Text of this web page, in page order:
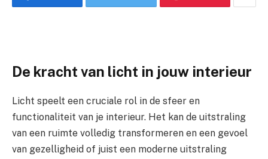
De kracht van licht in jouw interieur
Licht speelt een cruciale rol in de sfeer en
functionaliteit van je interieur. Het kan de uitstraling
van een ruimte volledig transformeren en een gevoel
van gezelligheid of juist een moderne uitstraling